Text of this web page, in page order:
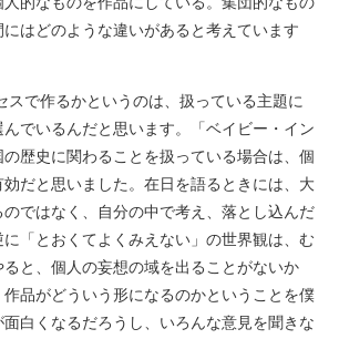
はどのような違いがあると考えています
で作るかというのは、扱っている主題に
でいるんだと思います。「ベイビー・イン
歴史に関わることを扱っている場合は、個
効だと思いました。在日を語るときには、大
ではなく、自分の中で考え、落とし込んだ
に「とおくてよくみえない」の世界観は、む
ると、個人の妄想の域を出ることがないか
作品がどういう形になるのかということを僕
白くなるだろうし、いろんな意見を聞きな